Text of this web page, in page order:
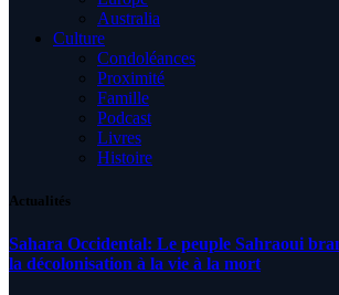
Australia
Culture
Condoléances
Proximité
Famille
Podcast
Livres
Histoire
Actualités
Sahara Occidental: Le peuple Sahraoui
la décolonisation à la vie à la mort